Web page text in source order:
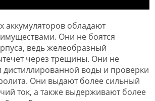
аккумуляторов обладают
Они не боятся
ведь желеобразный
через трещины. Они не
дистиллированной воды и проверки
Они выдают более сильный
ток, а также выдерживают более